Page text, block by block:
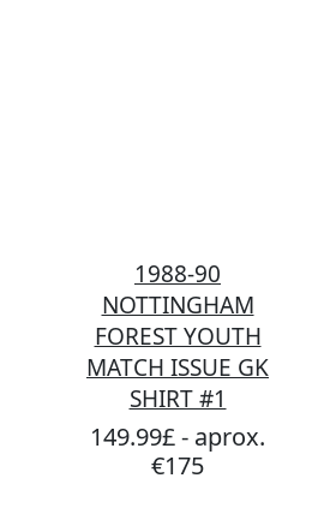
1988-90
NOTTINGHAM
FOREST YOUTH
MATCH ISSUE GK
SHIRT #1
149.99£ - aprox.
€175